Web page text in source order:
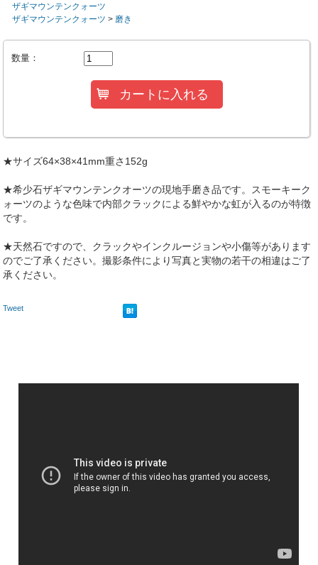
ザギマウンテンクォーツ
ザギマウンテンクォーツ > 磨き
数量：
★サイズ64×38×41mm重さ152g
★希少石ザギマウンテンクオーツの現地手磨き品です。スモーキーク
ォーツのような色味で内部クラックによる鮮やかな虹が入るのが特徴
です。
★天然石ですので、クラックやインクルージョンや小傷等があります
のでご了承ください。撮影条件により写真と実物の若干の相違はご了
承ください。
Tweet